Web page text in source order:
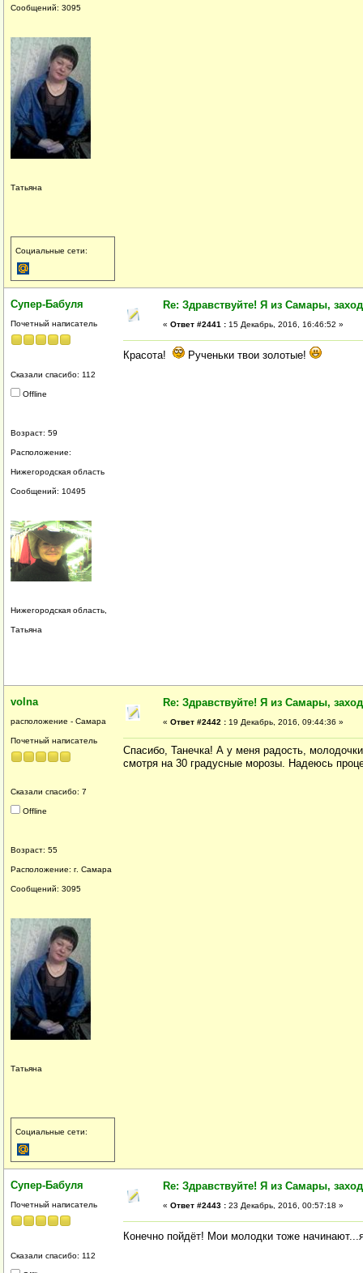
Сообщений: 3095
Татьяна
Социальные сети:
Супер-Бабуля
Почетный написатель
Сказали спасибо: 112
Offline
Возраст: 59
Расположение:
Нижегородская область
Сообщений: 10495
Нижегородская область,
Татьяна
Re: Здравствуйте! Я из Самары,
« Ответ #2441 : 15 Декабрь, 2016, 16:46:52 »
Красота! Рученьки твои золотые!
volna
расположение - Самара
Почетный написатель
Сказали спасибо: 7
Offline
Возраст: 55
Расположение: г. Самара
Сообщений: 3095
Татьяна
Социальные сети:
Re: Здравствуйте! Я из Самары,
« Ответ #2442 : 19 Декабрь, 2016, 09:44:36 »
Спасибо, Танечка! А у меня радость,
смотря на 30 градусные морозы. Надеюсь
Супер-Бабуля
Почетный написатель
Сказали спасибо: 112
Re: Здравствуйте! Я из Самары,
« Ответ #2443 : 23 Декабрь, 2016, 00:57:18 »
Конечно пойдёт! Мои молодки тоже